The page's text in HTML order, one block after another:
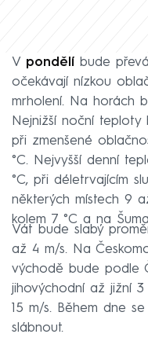
V pondělí bude
očekávají nízkou
mrholení. Na horách
Nejnižší noční
při zmenšené
°C. Nejvyšší denní
°C, při déletrvajícím
některých místech 9
kolem 7 °C a na
Vát bude slabý
až 4 m/s. Na
východě bude podle
jihovýchodní až jižní
15 m/s. Během dne
slábnout.